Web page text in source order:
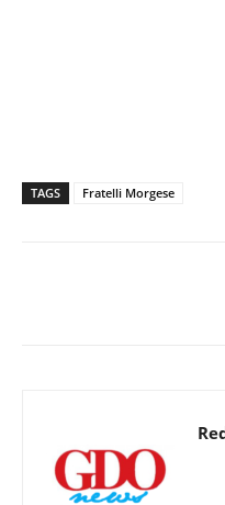
TAGS Fratelli Morgese